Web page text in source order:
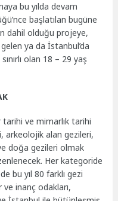
bu yılda devam
başlatılan bugüne
dahil olduğu projeye,
ya da İstanbul’da
olan 18 – 29 yaş
ve mimarlık tarihi
arkeolojik alan gezileri,
doğa gezileri olmak
Her kategoride
bu yıl 80 farklı gezi
inanç odakları,